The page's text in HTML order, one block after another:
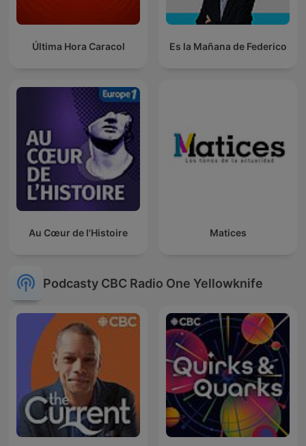
Última Hora Caracol Es la Mañana de Federico
Au Cœur de l'Histoire Matices
Podcasty CBC Radio One Yellowknife